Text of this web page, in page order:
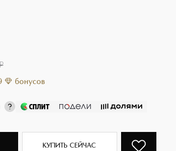
бонусов
КУПИТЬ СЕЙЧАС